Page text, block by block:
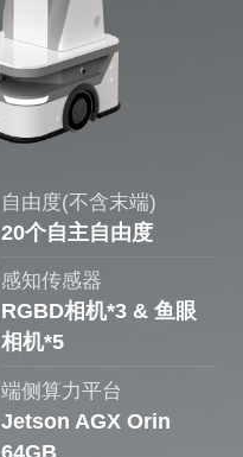
自由度(不含末端)
20个自主自由度
感知传感器
RGBD相机*3 & 鱼眼
相机*5
端侧算力平台
Jetson AGX Orin
64GB